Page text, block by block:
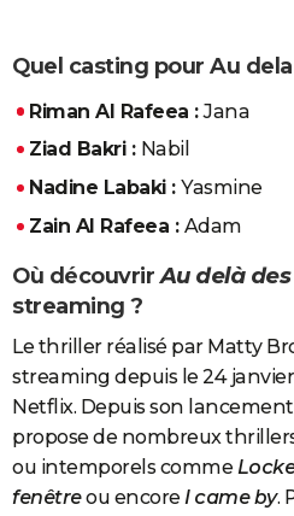
Quel casting pour Au
Riman Al Rafeea :Jana
Ziad Bakri : Nabil
Nadine Labaki :Yasmine
Zain Al Rafeea : Adam
Où découvrirAu delà
streaming ?
Le thriller réalisé par Matty
streaming depuis le 24
Netflix. Depuis son lancement
propose de nombreux
ou intemporels comme
fenêtreou encore I came by.